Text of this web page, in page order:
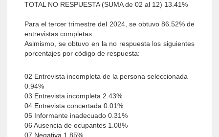
TOTAL NO RESPUESTA (SUMA de 02 al 12) 13.41%
Para el tercer trimestre del 2024, se obtuvo 86.52% de
entrevistas completas.
Asimismo, se obtuvo en la no respuesta los siguientes
porcentajes por código de respuesta:
02 Entrevista incompleta de la persona seleccionada
0.94%
03 Entrevista incompleta 2.43%
04 Entrevista concertada 0.01%
05 Informante inadecuado 0.31%
06 Ausencia de ocupantes 1.08%
07 Negativa 1.85%